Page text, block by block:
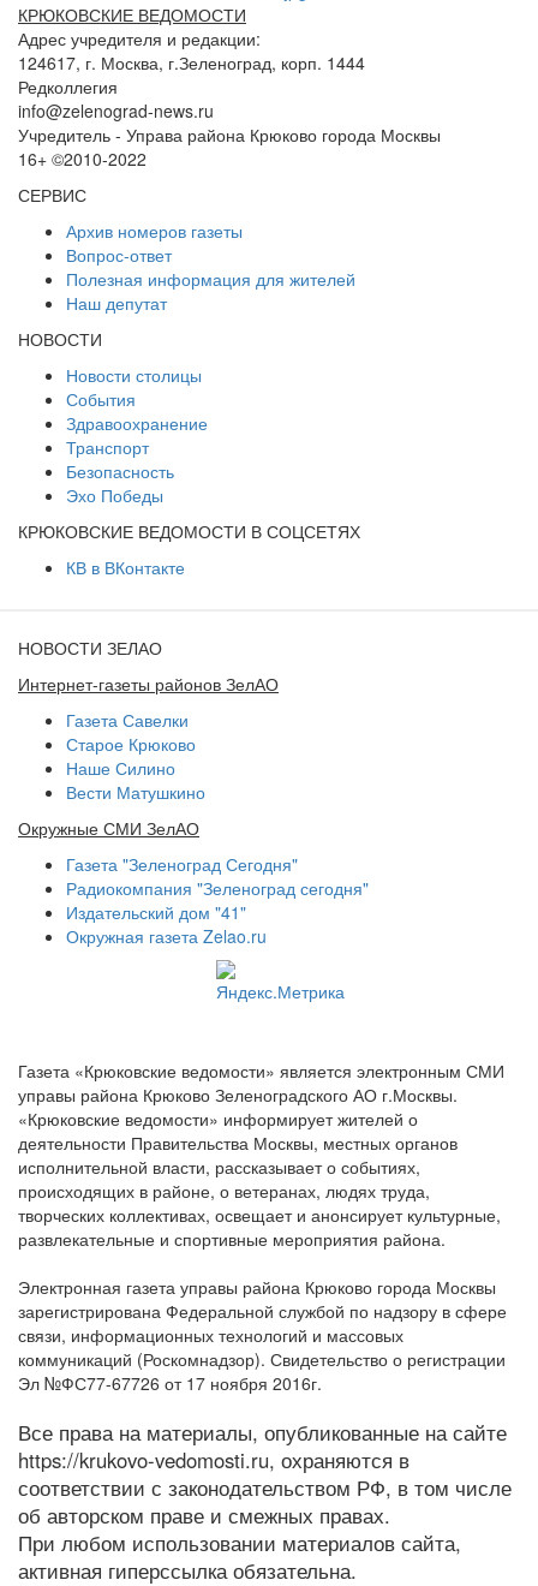
КРЮКОВСКИЕ ВЕДОМОСТИ
Адрес учредителя и редакции:
124617, г. Москва, г.Зеленоград, корп. 1444
Редколлегия
info@zelenograd-news.ru
Учредитель - Управа района Крюково города Москвы
16+ ©2010-2022
СЕРВИС
Архив номеров газеты
Вопрос-ответ
Полезная информация для жителей
Наш депутат
НОВОСТИ
Новости столицы
События
Здравоохранение
Транспорт
Безопасность
Эхо Победы
КРЮКОВСКИЕ ВЕДОМОСТИ В СОЦСЕТЯХ
КВ в ВКонтакте
НОВОСТИ ЗЕЛАО
Интернет-газеты районов ЗелАО
Газета Савелки
Старое Крюково
Наше Силино
Вести Матушкино
Окружные СМИ ЗелАО
Газета "Зеленоград Сегодня"
Радиокомпания "Зеленоград сегодня"
Издательский дом "41"
Окружная газета Zelao.ru
Газета «Крюковские ведомости» является электронным СМИ
управы района Крюково Зеленоградского АО г.Москвы.
«Крюковские ведомости» информирует жителей о
деятельности Правительства Москвы, местных органов
исполнительной власти, рассказывает о событиях,
происходящих в районе, о ветеранах, людях труда,
творческих коллективах, освещает и анонсирует культурные,
развлекательные и спортивные мероприятия района.
Электронная газета управы района Крюково города Москвы
зарегистрирована Федеральной службой по надзору в сфере
связи, информационных технологий и массовых
коммуникаций (Роскомнадзор). Свидетельство о регистрации
Эл №ФС77-67726 от 17 ноября 2016г.
Все права на материалы, опубликованные на сайте
https://krukovo-vedomosti.ru, охраняются в
соответствии с законодательством РФ, в том числе
об авторском праве и смежных правах.
При любом использовании материалов сайта,
активная гиперссылка обязательна.